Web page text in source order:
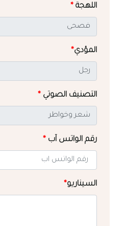
اللهجة *
المؤدي*
التصنيف الصوتي *
رقم الواتس آب *
السيناريو*